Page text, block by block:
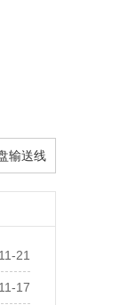
输送线
21
17